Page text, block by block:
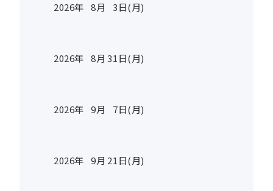
2026年 8月 3日(月)
2026年 8月 31日(月)
2026年 9月 7日(月)
2026年 9月 21日(月)